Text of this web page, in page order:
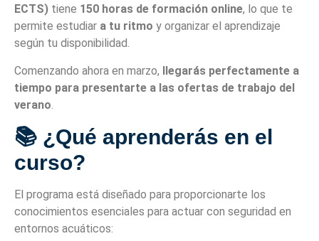
ECTS) tiene 150 horas de formación online, lo que te
permite estudiar a tu ritmo y organizar el aprendizaje
según tu disponibilidad.
Comenzando ahora en marzo, llegarás perfectamente a
tiempo para presentarte a las ofertas de trabajo del
verano
📚 ¿Qué aprenderás en el
curso?
El programa está diseñado para proporcionarte los
conocimientos esenciales para actuar con seguridad en
entornos acuáticos: